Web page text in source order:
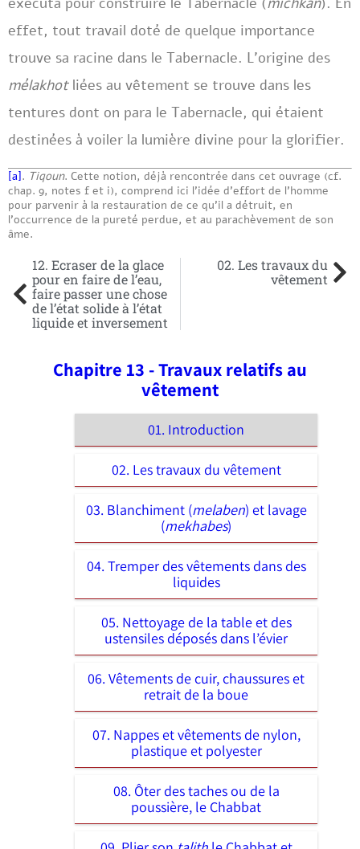
effet, tout travail doté de quelque importance
trouve sa racine dans le Tabernacle. L’origine des
mélakhotliées au vêtement se trouve dans les
tentures dont on para le Tabernacle, qui étaient
destinées à voiler la lumière divine pour la glorifier.
[a]. Tiqoun. Cette notion, déjà rencontrée dans cet ouvrage (cf.
chap. 9, notes f et i), comprend ici l’idée d’effort de l’homme
pour parvenir à la restauration de ce qu’il a détruit, en
l’occurrence de la pureté perdue, et au parachèvement de son
âme.
12. Ecraser de la glace
pour en faire de l’eau,
faire passer une chose
de l’état solide à l’état
liquide et inversement
02. Les travaux du
vêtement
Chapitre 13 - Travaux relatifs au
vêtement
01. Introduction
02. Les travaux du vêtement
03. Blanchiment (melaben) et lavage
(mekhabes)
04. Tremper des vêtements dans des
liquides
05. Nettoyage de la table et des
ustensiles déposés dans l’évier
06. Vêtements de cuir, chaussures et
retrait de la boue
07. Nappes et vêtements de nylon,
plastique et polyester
08. Ôter des taches ou de la
poussière, le Chabbat